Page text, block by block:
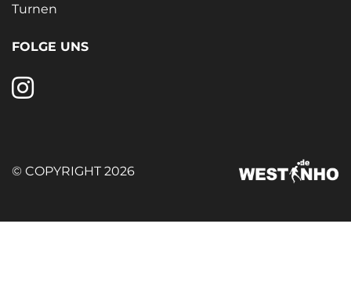
Turnen
FOLGE UNS
© COPYRIGHT 2026